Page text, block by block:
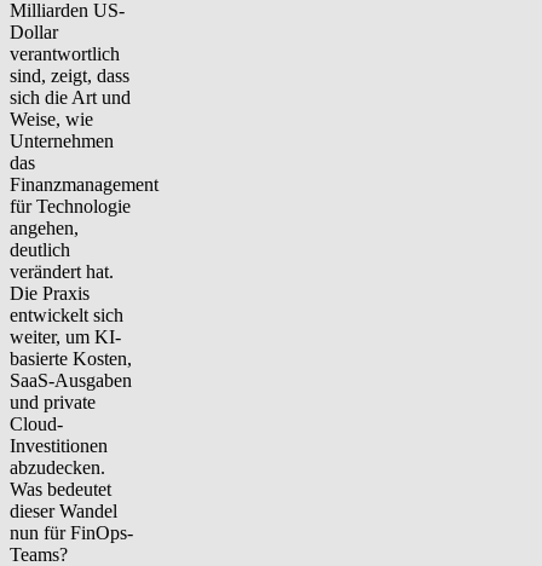
Milliarden US-
Dollar
verantwortlich
sind, zeigt, dass
sich die Art und
Weise, wie
Unternehmen
das
Finanzmanagement
für Technologie
angehen,
deutlich
verändert hat.
Die Praxis
entwickelt sich
weiter, um KI-
basierte Kosten,
SaaS-Ausgaben
und private
Cloud-
Investitionen
abzudecken.
Was bedeutet
dieser Wandel
nun für FinOps-
Teams?